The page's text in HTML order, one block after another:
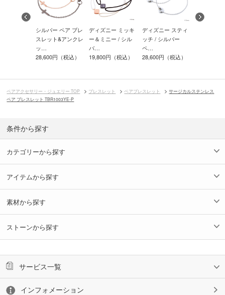
シルバー ペア ブレ
スレット&アンクレ
ッ…
28,600円（税込）
ディズニー ミッキ
ー＆ミニー / シル
バ…
19,800円（税込）
ディズニー スティ
ッチ / シルバー
ペ…
28,600円（税込）
ペアアクセサリー・ジュエリー TOP ブレスレット ペアブレスレット
サージカルステンレス
ペア ブレスレット TBR1003YE-P
条件から探す
カテゴリーから探す
アイテムから探す
素材から探す
ストーンから探す
サービス一覧
インフォメーション